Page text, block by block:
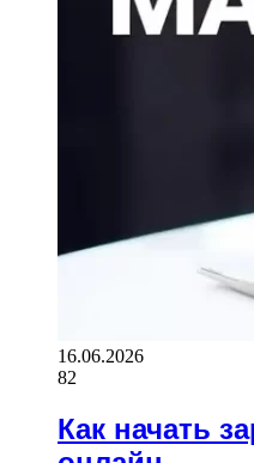
16.06.2026
82
Как начать